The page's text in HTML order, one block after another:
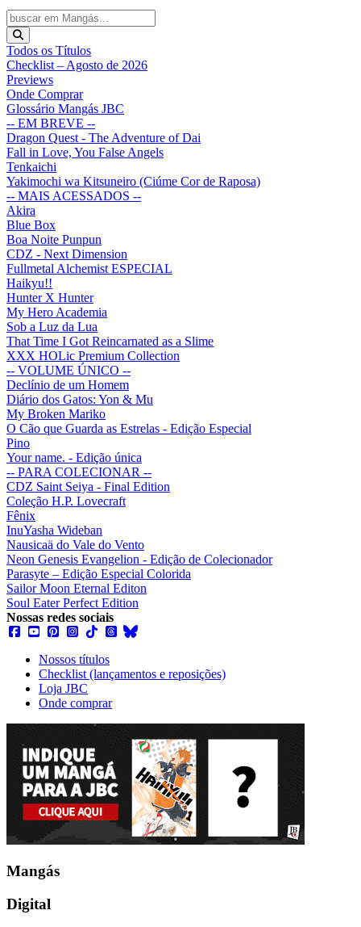
Todos os Títulos
Checklist – Agosto de 2026
Previews
Onde Comprar
Glossário Mangás JBC
-- EM BREVE --
Dragon Quest - The Adventure of Dai
Fall in Love, You False Angels
Tenkaichi
Yakimochi wa Kitsuneiro (Ciúme Cor de Raposa)
-- MAIS ACESSADOS --
Akira
Blue Box
Boa Noite Punpun
CDZ - Next Dimension
Fullmetal Alchemist ESPECIAL
Haikyu!!
Hunter X Hunter
My Hero Academia
Sob a Luz da Lua
That Time I Got Reincarnated as a Slime
XXX HOLic Premium Collection
-- VOLUME ÚNICO --
Declínio de um Homem
Diário dos Gatos: Yon & Mu
My Broken Mariko
O Cão que Guarda as Estrelas - Edição Especial
Pino
Your name. - Edição única
-- PARA COLECIONAR --
CDZ Saint Seiya - Final Edition
Coleção H.P. Lovecraft
Fênix
InuYasha Wideban
Nausicaä do Vale do Vento
Neon Genesis Evangelion - Edição de Colecionador
Parasyte – Edição Especial Colorida
Sailor Moon Eternal Editon
Soul Eater Perfect Edition
Nossas redes sociais
Nossos títulos
Checklist (lançamentos e reposições)
Loja JBC
Onde comprar
Mangás
Digital